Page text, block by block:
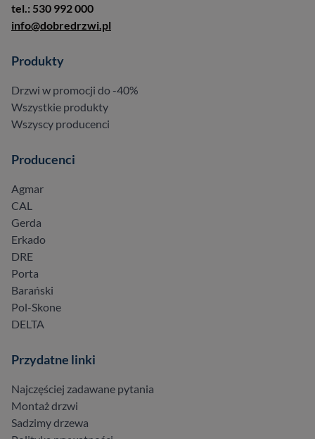
tel.: 530 992 000
info@dobredrzwi.pl
Produkty
Drzwi w promocji do -40%
Wszystkie produkty
Wszyscy producenci
Producenci
Agmar
CAL
Gerda
Erkado
DRE
Porta
Barański
Pol-Skone
DELTA
Przydatne linki
Najczęściej zadawane pytania
Montaż drzwi
Sadzimy drzewa